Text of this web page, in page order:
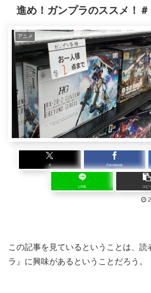
進め！ガンプラのススメ！＃
アニメ
X Facebook
LINE コピ
この記事を見ているということは、読
ラ』に興味があるということだろう。